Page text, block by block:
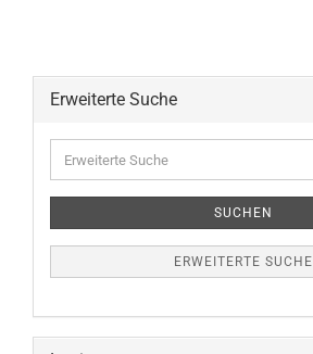
Erweiterte Suche
Suche
SUCHEN
ERWEITERTE SUCHE